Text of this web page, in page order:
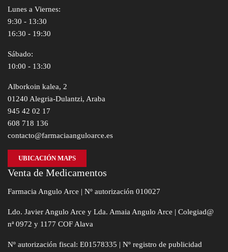
Lunes a Viernes:
9:30 - 13:30
16:30 - 19:30
Sábado:
10:00 - 13:30
Alborkoin kalea, 2
01240 Alegria-Dulantzi, Araba
945 42 02 17
608 718 136
contacto@farmaciaanguloarce.es
UBICACIÓN MAPS
Venta de Medicamentos
Farmacia Angulo Arce | Nº autorización 010027
Ldo. Javier Angulo Arce y Lda. Amaia Angulo Arce | Colegiad@
nª 0972 y 1177 COF Alava
Nº autorización fiscal: E01578335 | Nº registro de publicidad